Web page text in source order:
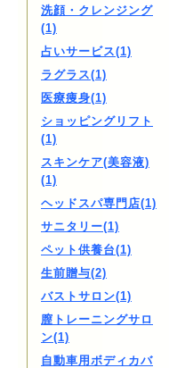
洗顔・クレンジング
(1)
占いサービス(1)
ラグラス(1)
医療痩身(1)
ショッピングリフト
(1)
スキンケア(美容液)
(1)
ヘッドスパ専門店(1)
サニタリー(1)
ペット供養台(1)
生前贈与(2)
バストサロン(1)
膣トレーニングサロ
ン(1)
自動車用ボディカバ